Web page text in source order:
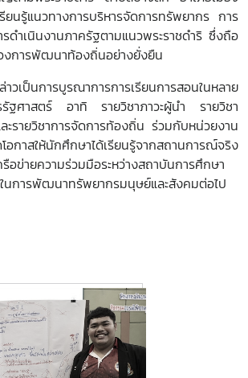
นรู้แนวทางการบริหารจัดการทรัพยากร การ
ำเนินงานภาครัฐตามแนวพระราชดำริ ซึ่งถือ
การพัฒนาท้องถิ่นอย่างยั่งยืน
วเป็นการบูรณาการการเรียนการสอนในหลาย
รัฐศาสตร์ อาทิ รายวิชาภาวะผู้นำ รายวิชา
ะรายวิชาการจัดการท้องถิ่น ร่วมกับหน่วยงาน
าสให้นักศึกษาได้เรียนรู้จากสถานการณ์จริง
อข่ายความร่วมมือระหว่างสถาบันการศึกษา
นการพัฒนาทรัพยากรมนุษย์และสังคมต่อไป